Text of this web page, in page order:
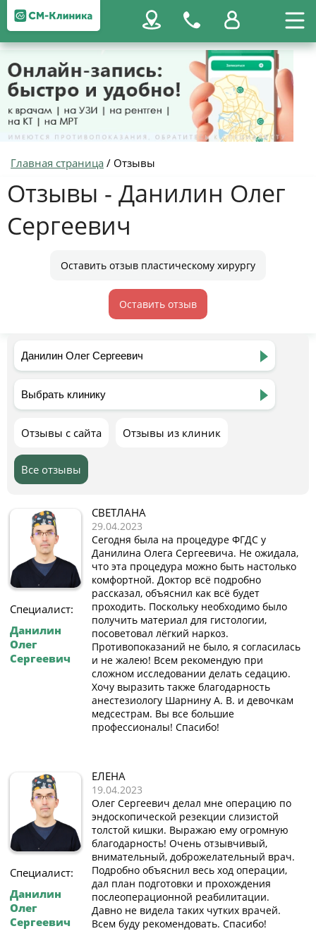
Главная страница / Отзывы
Отзывы - Данилин Олег
Сергеевич
Оставить отзыв пластическому хирургу
Оставить отзыв
Отзывы с сайта Отзывы из клиник
Все отзывы
Специалист:
Данилин
Олег
Сергеевич
СВЕТЛАНА
29.04.2023
Сегодня была на процедуре ФГДС у
Данилина Олега Сергеевича. Не ожидала,
что эта процедура можно быть настолько
комфортной. Доктор всё подробно
рассказал, объяснил как всё будет
проходить. Поскольку необходимо было
получить материал для гистологии,
посоветовал лёгкий наркоз.
Противопоказаний не было, я согласилась
и не жалею! Всем рекомендую при
сложном исследовании делать седацию.
Хочу выразить также благодарность
анестезиологу Шарнину А. В. и девочкам
медсестрам. Вы все большие
профессионалы! Спасибо!
Специалист:
Данилин
Олег
Сергеевич
ЕЛЕНА
19.04.2023
Олег Сергеевич делал мне операцию по
эндоскопической резекции слизистой
толстой кишки. Выражаю ему огромную
благодарность! Очень отзывчивый,
внимательный, доброжелательный врач.
Подробно объяснил весь ход операции,
дал план подготовки и прохождения
послеоперационной реабилитации.
Давно не видела таких чутких врачей.
Всем буду рекомендовать. Спасибо!